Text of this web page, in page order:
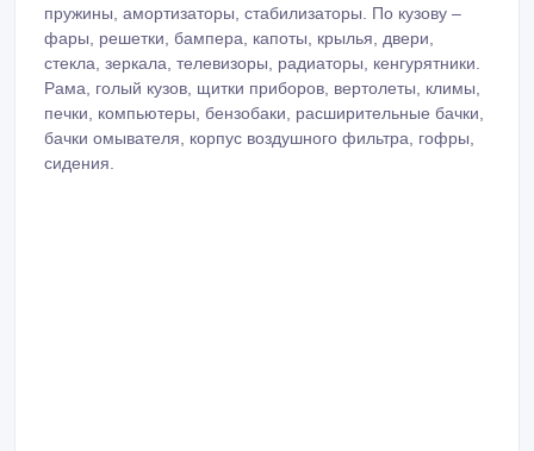
пружины, амортизаторы, стабилизаторы. По кузову –
фары, решетки, бампера, капоты, крылья, двери,
стекла, зеркала, телевизоры, радиаторы, кенгурятники.
Рама, голый кузов, щитки приборов, вертолеты, климы,
печки, компьютеры, бензобаки, расширительные бачки,
бачки омывателя, корпус воздушного фильтра, гофры,
сидения.